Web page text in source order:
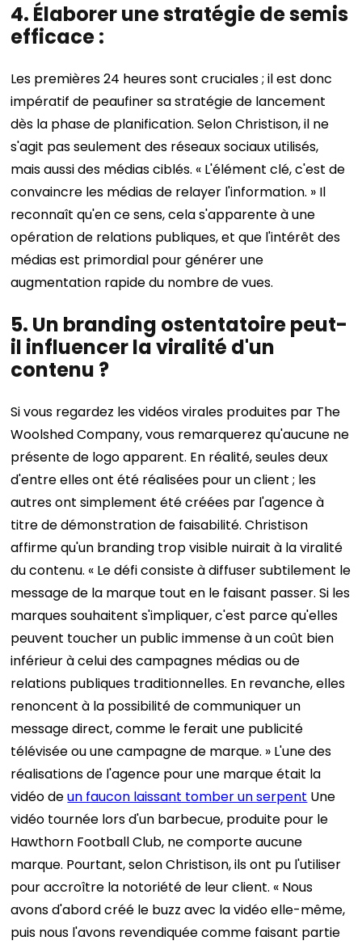
4. Élaborer une stratégie de semis
efficace :
Les premières 24 heures sont cruciales ; il est donc
impératif de peaufiner sa stratégie de lancement
dès la phase de planification. Selon Christison, il ne
s'agit pas seulement des réseaux sociaux utilisés,
mais aussi des médias ciblés. « L'élément clé, c'est de
convaincre les médias de relayer l'information. » Il
reconnaît qu'en ce sens, cela s'apparente à une
opération de relations publiques, et que l'intérêt des
médias est primordial pour générer une
augmentation rapide du nombre de vues.
5. Un branding ostentatoire peut-
il influencer la viralité d'un
contenu ?
Si vous regardez les vidéos virales produites par The
Woolshed Company, vous remarquerez qu'aucune ne
présente de logo apparent. En réalité, seules deux
d'entre elles ont été réalisées pour un client ; les
autres ont simplement été créées par l'agence à
titre de démonstration de faisabilité.Christison
affirme qu'un branding trop visible nuirait à la viralité
du contenu. « Le défi consiste à diffuser subtilement le
message de la marque tout en le faisant passer. Si les
marques souhaitent s'impliquer, c'est parce qu'elles
peuvent toucher un public immense à un coût bien
inférieur à celui des campagnes médias ou de
relations publiques traditionnelles. En revanche, elles
renoncent à la possibilité de communiquer un
message direct, comme le ferait une publicité
télévisée ou une campagne de marque. » L'une des
réalisations de l'agence pour une marque était la
vidéo deun faucon laissant tomber un serpent Une
vidéo tournée lors d'un barbecue, produite pour le
Hawthorn Football Club, ne comporte aucune
marque. Pourtant, selon Christison, ils ont pu l'utiliser
pour accroître la notoriété de leur client. « Nous
avons d'abord créé le buzz avec la vidéo elle-même,
puis nous l'avons revendiquée comme faisant partie